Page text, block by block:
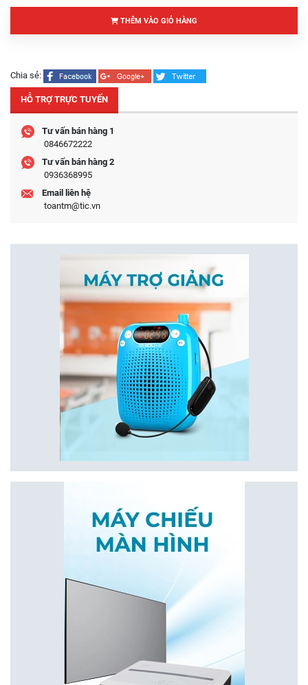
THÊM VÀO GIỎ HÀNG
Chia sẻ:
HỖ TRỢ TRỰC TUYẾN
Tư vấn bán hàng 1
0846672222
Tư vấn bán hàng 2
0936368995
Email liên hệ
toantm@tic.vn